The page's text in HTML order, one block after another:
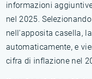
informazioni
nel 2025.
nell'apposita casella,
automaticamente, e
cifra di inflazione nel